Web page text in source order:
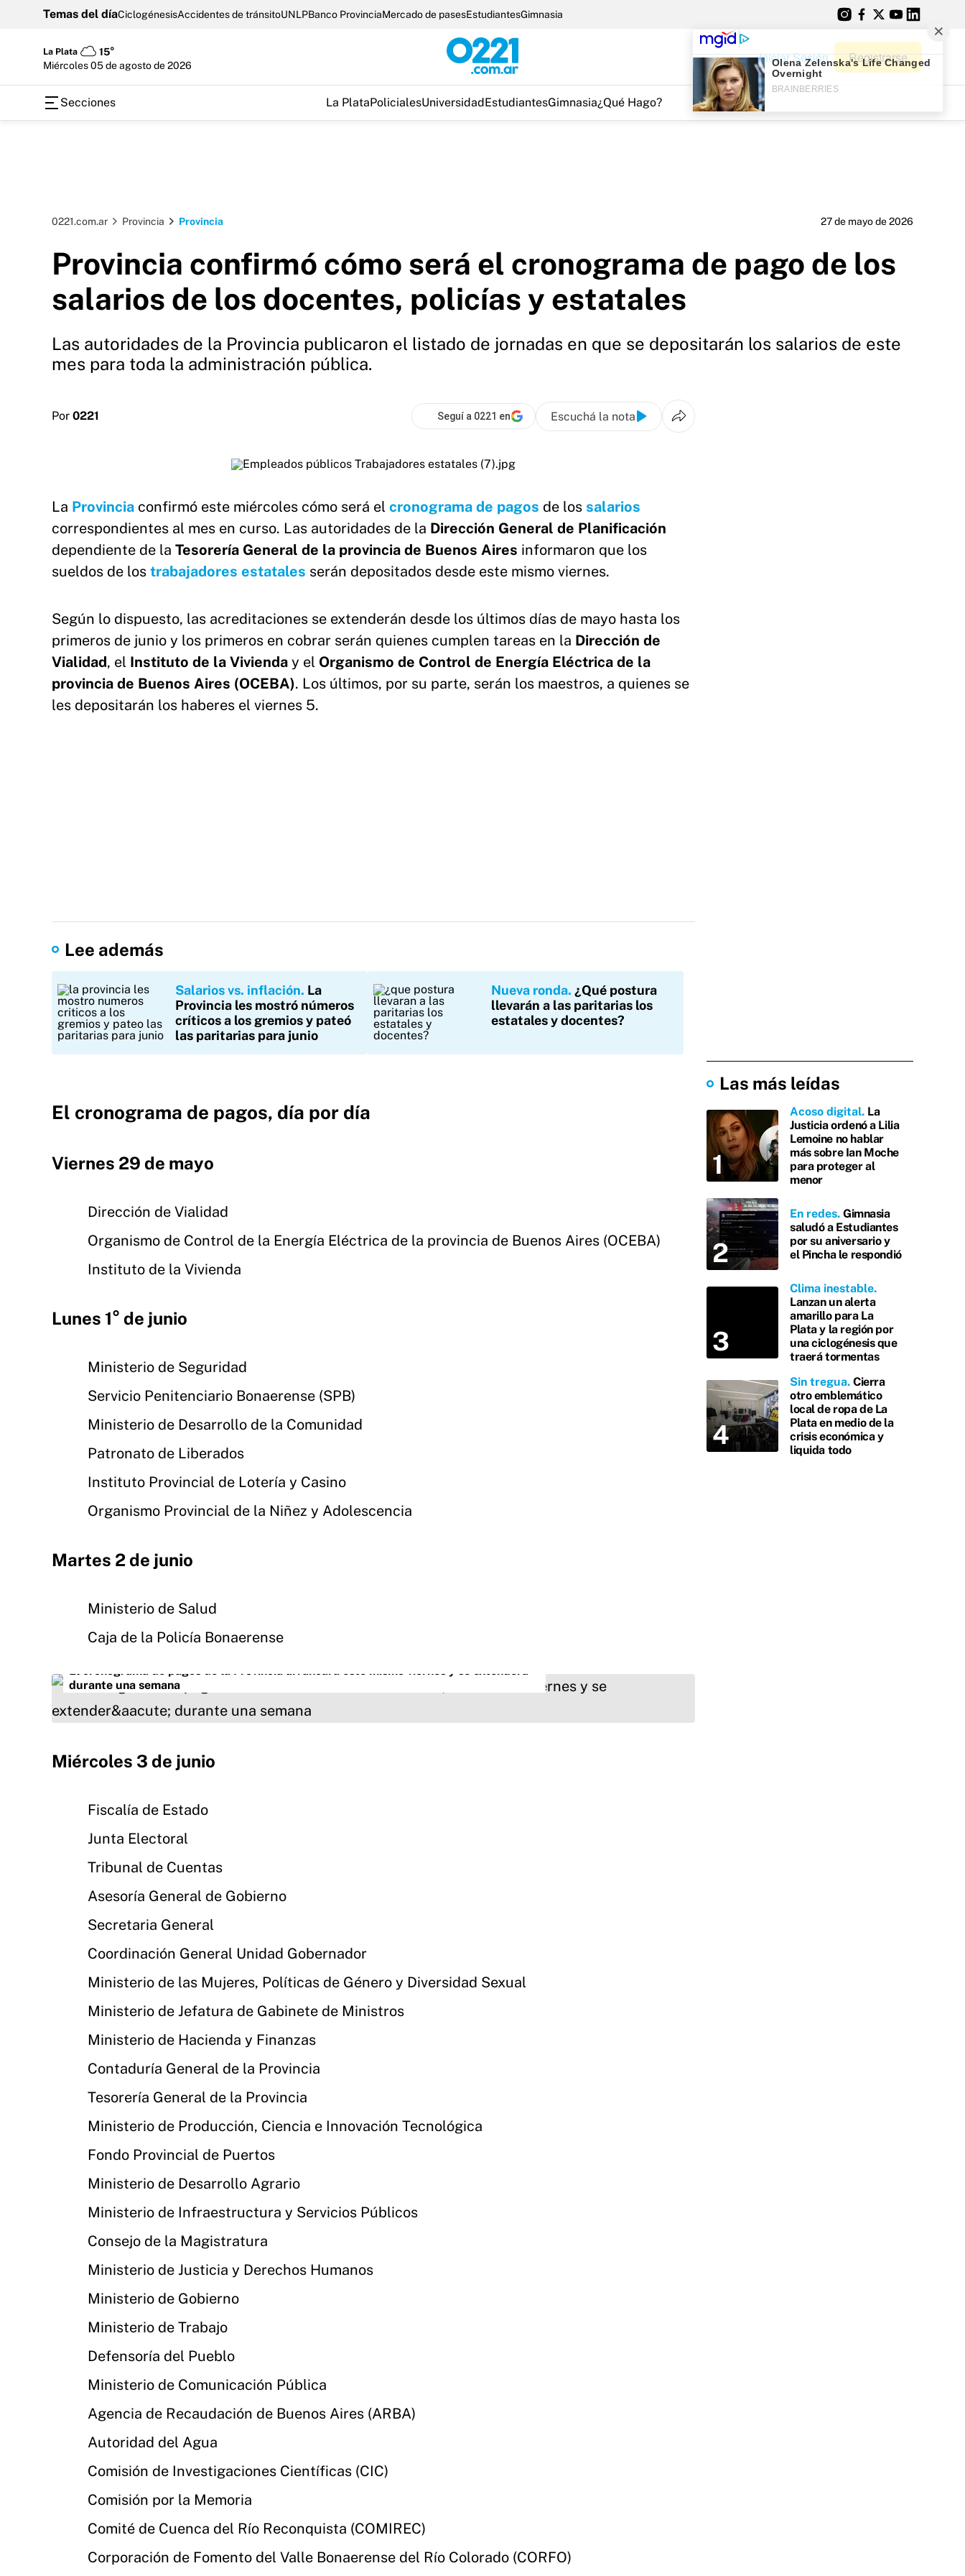
Temas del díaCiclogénesisAccidentes de tránsitoUNLPBanco ProvinciaMercado de pasesEstudiantesGimnasia
La Plata
15°
miércoles 05 de agosto de 2026
Iniciar Sesión Registrarse
Secciones La PlataPolicialesUniversidadEstudiantesGimnasia¿Qué Hago?
0221.com.ar Provincia Provincia 27 de mayo de 2026
Provincia confirmó cómo será el cronograma de pago de los
salarios de los docentes, policías y estatales
Las autoridades de la Provincia publicaron el listado de jornadas en que se depositarán los salarios de este
mes para toda la administración pública.
Por 0221 Seguí a 0221 en Escuchá la nota
La Provincia confirmó este miércoles cómo será el cronograma de pagos de los salarios
correspondientes al mes en curso. Las autoridades de la Dirección General de Planificación
dependiente de la Tesorería General de la provincia de Buenos Aires informaron que los
sueldos de los trabajadores estatales serán depositados desde este mismo viernes.
Según lo dispuesto, las acreditaciones se extenderán desde los últimos días de mayo hasta los
primeros de junio y los primeros en cobrar serán quienes cumplen tareas en la Dirección de
Vialidad, el Instituto de la Vivienda y el Organismo de Control de Energía Eléctrica de la
provincia de Buenos Aires (OCEBA). Los últimos, por su parte, serán los maestros, a quienes se
les depositarán los haberes el viernes 5.
Lee además
Salarios vs. inflación La
Provincia les mostró números
críticos a los gremios y pateó
las paritarias para junio
Nueva ronda ¿Qué postura
llevarán a las paritarias los
estatales y docentes?
El cronograma de pagos, día por día
Viernes 29 de mayo
Dirección de Vialidad
Organismo de Control de la Energía Eléctrica de la provincia de Buenos Aires (OCEBA)
Instituto de la Vivienda
Lunes 1° de junio
Ministerio de Seguridad
Servicio Penitenciario Bonaerense (SPB)
Ministerio de Desarrollo de la Comunidad
Patronato de Liberados
Instituto Provincial de Lotería y Casino
Organismo Provincial de la Niñez y Adolescencia
Martes 2 de junio
Ministerio de Salud
Caja de la Policía Bonaerense
El cronograma de pagos de la Provincia arrancará este mismo viernes y se extenderá
durante una semana
Miércoles 3 de junio
Fiscalía de Estado
Junta Electoral
Tribunal de Cuentas
Asesoría General de Gobierno
Secretaria General
Coordinación General Unidad Gobernador
Ministerio de las Mujeres, Políticas de Género y Diversidad Sexual
Ministerio de Jefatura de Gabinete de Ministros
Ministerio de Hacienda y Finanzas
Contaduría General de la Provincia
Tesorería General de la Provincia
Ministerio de Producción, Ciencia e Innovación Tecnológica
Fondo Provincial de Puertos
Ministerio de Desarrollo Agrario
Ministerio de Infraestructura y Servicios Públicos
Consejo de la Magistratura
Ministerio de Justicia y Derechos Humanos
Ministerio de Gobierno
Ministerio de Trabajo
Defensoría del Pueblo
Ministerio de Comunicación Pública
Agencia de Recaudación de Buenos Aires (ARBA)
Autoridad del Agua
Comisión de Investigaciones Científicas (CIC)
Comisión por la Memoria
Comité de Cuenca del Río Reconquista (COMIREC)
Corporación de Fomento del Valle Bonaerense del Río Colorado (CORFO)
Las más leídas
Acoso digital La
Justicia ordenó a Lilia
Lemoine no hablar
más sobre Ian Moche
para proteger al
menor
En redes Gimnasia
saludó a Estudiantes
por su aniversario y
el Pincha le respondió
Clima inestable
Lanzan un alerta
amarillo para La
Plata y la región por
una ciclogénesis que
traerá tormentas
Sin tregua Cierra
otro emblemático
local de ropa de La
Plata en medio de la
crisis económica y
liquida todo